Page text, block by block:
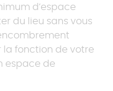
d’espace
du lieu sans vous
fonction de votre
espace de